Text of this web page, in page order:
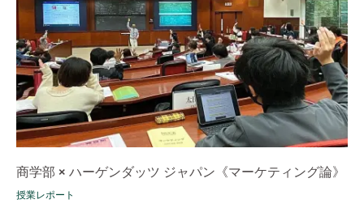
商学部 × ハーゲンダッツ ジャパン《マーケティング論》
授業レポート